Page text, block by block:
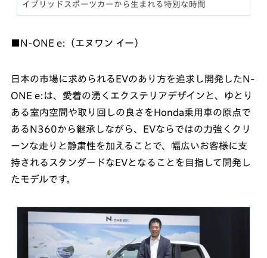
イブリッドスポーツカーから生まれる特別な時間
■N-ONE e:（エヌワン イー）
日本の市場に求められるEVのあり方を追求し開発したN-
ONE e:は、愛着の湧くエクステリアデザインと、ゆとり
ある室内空間や取り回しの良さをHonda乗用車の原点で
あるN360から継承しながら、EVならではの力強くクリ
ーンな走りと静粛性を加えることで、幅広いお客様に支
持されるスタンダードなEVとなることを目指して開発し
たモデルです。